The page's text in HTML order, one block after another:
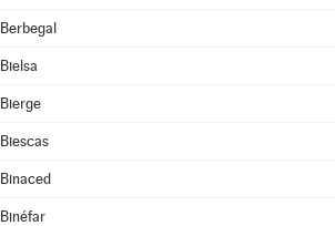
Berbegal
Bielsa
Bierge
Biescas
Binaced
Binéfar